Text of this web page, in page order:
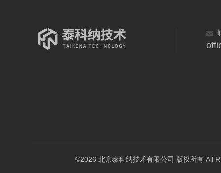
©2026 北京泰科纳技术有限公司 版权所有 All